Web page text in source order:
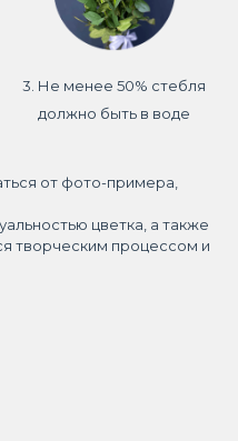
3. Не менее 50% стебля
должно быть в воде
от фото-примера,
цветка, а также
творческим процессом и